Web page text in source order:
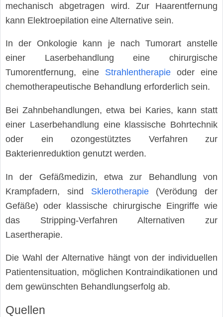
mechanisch abgetragen wird. Zur Haarentfernung
kann Elektroepilation eine Alternative sein.
In der Onkologie kann je nach Tumorart anstelle
einer Laserbehandlung eine chirurgische
Tumorentfernung, eine Strahlentherapie oder eine
chemotherapeutische Behandlung erforderlich sein.
Bei Zahnbehandlungen, etwa bei Karies, kann statt
einer Laserbehandlung eine klassische Bohrtechnik
oder ein ozongestütztes Verfahren zur
Bakterienreduktion genutzt werden.
In der Gefäßmedizin, etwa zur Behandlung von
Krampfadern, sind Sklerotherapie(Verödung der
Gefäße) oder klassische chirurgische Eingriffe wie
das Stripping-Verfahren Alternativen zur
Lasertherapie.
Die Wahl der Alternative hängt von der individuellen
Patientensituation, möglichen Kontraindikationen und
dem gewünschten Behandlungserfolg ab.
Quellen